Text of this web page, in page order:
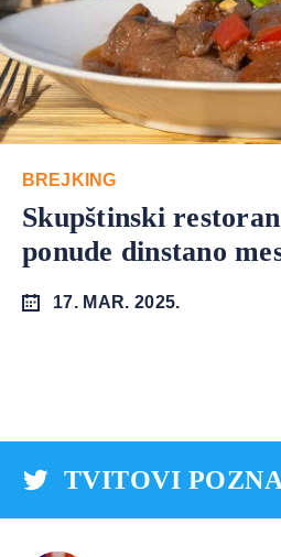
BREJKING
Skupštinski
ponude dinstano
17. MAR. 2025.
TVITOVI